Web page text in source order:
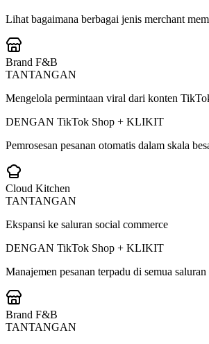
Lihat bagaimana berbagai jenis merchant
Brand F&B
TANTANGAN
Mengelola permintaan viral dari konten
DENGAN TikTok Shop + KLIKIT
Pemrosesan pesanan otomatis dalam skala
Cloud Kitchen
TANTANGAN
Ekspansi ke saluran social commerce
DENGAN TikTok Shop + KLIKIT
Manajemen pesanan terpadu di semua saluran
Brand F&B
TANTANGAN